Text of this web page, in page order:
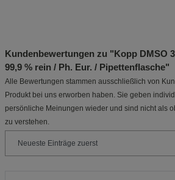
Kundenbewertungen zu "Kopp DMSO
99,9 % rein / Ph. Eur. / Pipettenflasche"
Alle Bewertungen stammen ausschließlich von
Produkt bei uns erworben haben. Sie geben
persönliche Meinungen wieder und sind nicht als
zu verstehen.